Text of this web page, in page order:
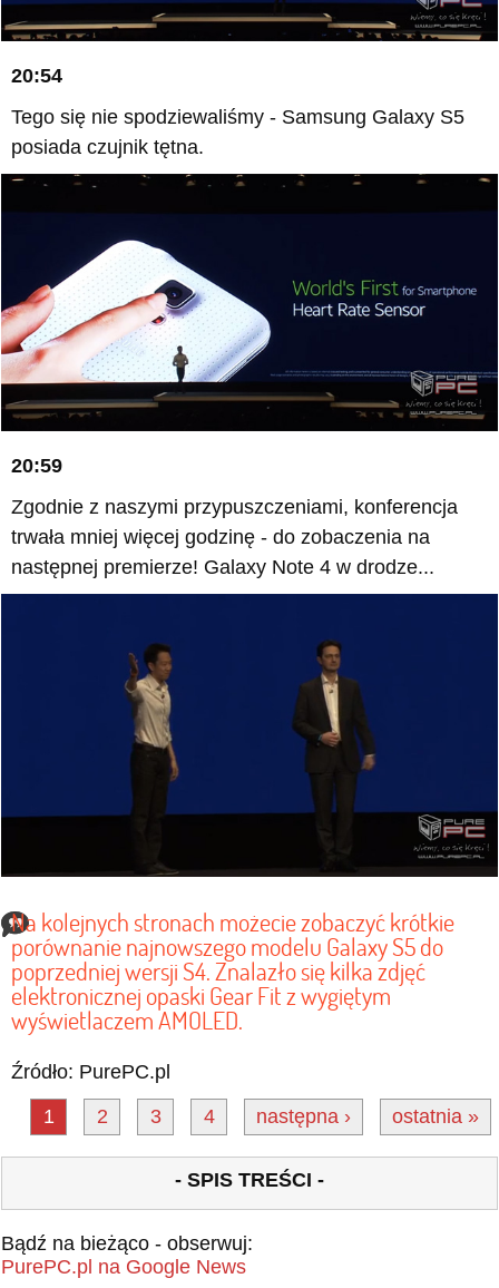
20:54
Tego się nie spodziewaliśmy - Samsung Galaxy S5
posiada czujnik tętna.
20:59
Zgodnie z naszymi przypuszczeniami, konferencja
trwała mniej więcej godzinę - do zobaczenia na
następnej premierze! Galaxy Note 4 w drodze...
Na kolejnych stronach możecie zobaczyć krótkie
porównanie najnowszego modelu Galaxy S5 do
poprzedniej wersji S4. Znalazło się kilka zdjęć
elektronicznej opaski Gear Fit z wygiętym
wyświetlaczem AMOLED.
Źródło: PurePC.pl
1
2 3 4 następna › ostatnia »
- SPIS TREŚCI -
Bądź na bieżąco - obserwuj:
PurePC.pl na Google News